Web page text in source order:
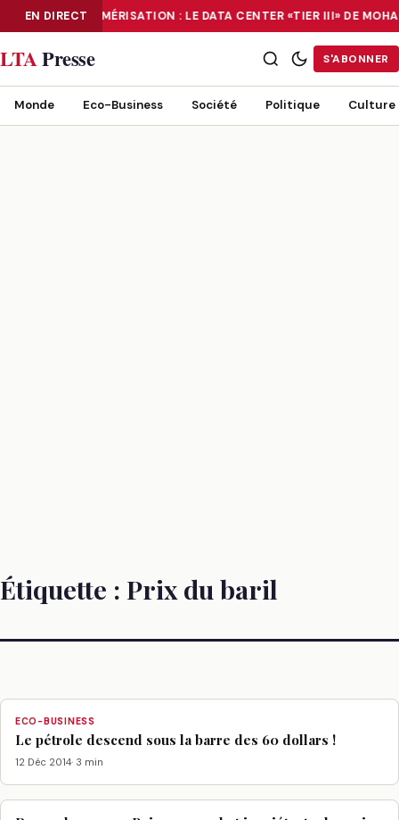
EN DIRECTNUMÉRISATION : LE DATA CENTER «TIER III» DE
NUMÉRISATION : LE DATA CENTER «TIER III» DE MOHAMMADIA, UN
LTAPresse S'ABONNER
Monde Eco-Business Société Politique Culture
Étiquette : Prix du baril
ECO-BUSINESS
Le pétrole descend sous la barre des 60 dollars !
12 Déc 2014· 3 min